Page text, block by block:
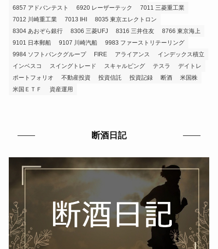
6857 アドバンテスト
6920 レーザーテック
7011 三菱重工業
7012 川崎重工業
7013 IHI
8035 東京エレクトロン
8304 あおぞら銀行
8306 三菱UFJ 8316 三井住友
8766 東京海上
9101 日本郵船
9107 川崎汽船
9983 ファーストリテーリング
9984 ソフトバンクグループ
FIRE アライアンス
インデックス積立
インベスコ
スイングトレード スキャルピング テスラ
デイトレ
ポートフォリオ
不動産投資 投資信託 投資記録 断酒
米国株
米国ＥＴＦ
資産運用
断酒日記